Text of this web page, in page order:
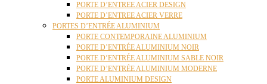
PORTE D’ENTREE ACIER DESIGN
PORTE D’ENTREE ACIER VERRE
PORTES D’ENTRÉE ALUMINIUM
PORTE CONTEMPORAINE ALUMINIUM
PORTE D’ENTRÉE ALUMINIUM NOIR
PORTE D’ENTRÉE ALUMINIUM SABLE NOIR
PORTE D’ENTRÉE ALUMINIUM MODERNE
PORTE ALUMINIUM DESIGN